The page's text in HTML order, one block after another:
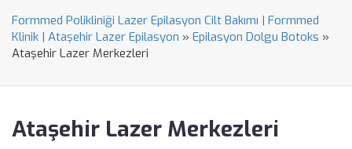
Formmed Polikliniği Lazer Epilasyon Cilt Bakımı | Formmed
Klinik | Ataşehir Lazer Epilasyon » Epilasyon Dolgu Botoks »
Ataşehir Lazer Merkezleri
Ataşehir Lazer Merkezleri